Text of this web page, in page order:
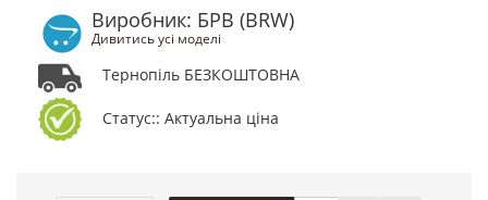
Виробник: БРВ (BRW)
Дивитись усі моделі
Тернопіль БЕЗКОШТОВНА
Статус:: Актуальна ціна